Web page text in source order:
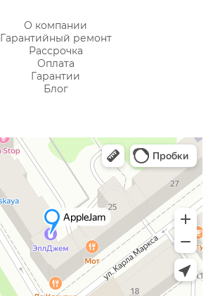
О компании
Гарантийный ремонт
Рассрочка
Оплата
Гарантии
Блог